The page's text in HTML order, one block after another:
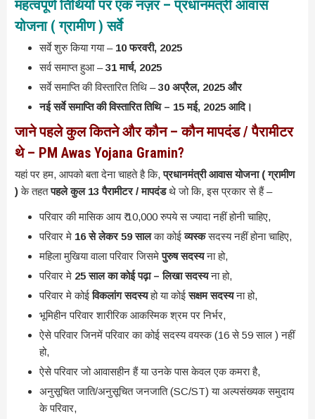
महत्वपूर्ण तिथियोें पर एक नज़र – प्रधानमंत्री आवास
योजना ( ग्रामीण ) सर्वे
सर्वे शुरु किया गया – 10 फरवरी, 2025
सर्व समाप्त हुआ –31 मार्च, 2025
सर्वे समाप्ति की विस्तारित तिथि –30 अप्रैल, 2025 और
नई सर्वे समाप्ति की विस्तारित तिथि – 15 मई, 2025 आदि।
जाने पहले कुल कितने और कौन – कौन मापदंड / पैरामीटर
थे – PM Awas Yojana Gramin?
यहां पर हम, आपको बता देना चाहते है कि, प्रधानमंत्री आवास योजना ( ग्रामीण
) के तहतपहले कुल 13 पैरामीटर / मापदंडथे जो कि, इस प्रकार से हैं –
परिवार की मासिक आय ₹ 10,000 रुपये स ज्यादा नहीं होनी चाहिए,
परिवार मे 16 से लेकर 59 सालका कोईव्यस्कसदस्य नहीं होना चाहिए,
महिला मुखिया वाला परिवार जिसमेपुरुष सदस्यना हो,
परिवार मे 25 साल का कोई पढ़ा – लिखा सदस्यना हो,
परिवार मे कोईविकलांग सदस्यहो या कोईसक्षम सदस्यना हो,
भूमिहीन परिवार शारीरिक आकस्मिक श्रम पर निर्भर,
ऐसे परिवार जिनमें परिवार का कोई सदस्य वयस्‍क (16 से 59 साल ) नहीं
हो,
ऐसे परिवार जो आवासहीन हैं या उनके पास केवल एक कमरा है,
अनुसूचित जाति/अनुसूचित जनजाति (SC/ST) या अल्पसंख्यक समुदाय
के पर‍िवार,